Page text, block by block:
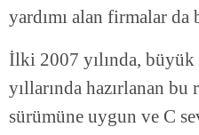
yardımı alan firmalar da
İlki 2007 yılında,
yıllarında hazırlanan
sürümüne uygun ve C